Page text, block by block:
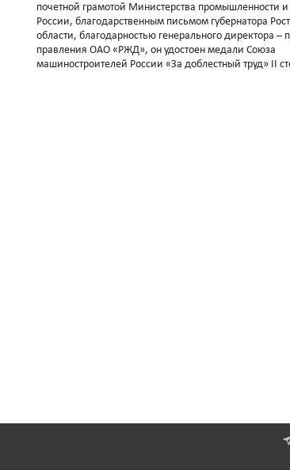
почетной грамотой Министерства промышленности и
России, благодарственным письмом губернатора
области, благодарностью генерального директора –
правления ОАО «РЖД», он удостоен медали Союза
машиностроителей России «За доблестный труд» II